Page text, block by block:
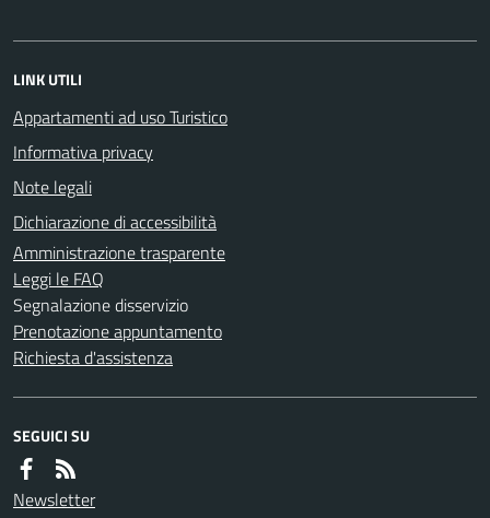
LINK UTILI
Appartamenti ad uso Turistico
Informativa privacy
Note legali
Dichiarazione di accessibilità
Amministrazione trasparente
Leggi le FAQ
Segnalazione disservizio
Prenotazione appuntamento
Richiesta d'assistenza
SEGUICI SU
Newsletter